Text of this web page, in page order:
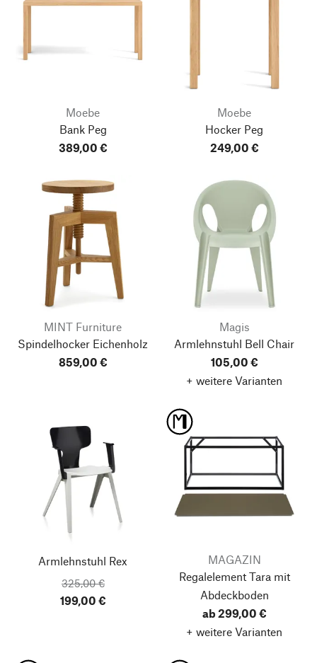
Moebe
Bank Peg
389,00 €
Moebe
Hocker Peg
249,00 €
MINT Furniture
Spindelhocker Eichenholz
859,00 €
Magis
Armlehnstuhl Bell Chair
105,00 €
+ weitere Varianten
Armlehnstuhl Rex
325,00 €
199,00 €
MAGAZIN
Regalelement Taramit
Abdeckboden
ab 299,00 €
+ weitere Varianten